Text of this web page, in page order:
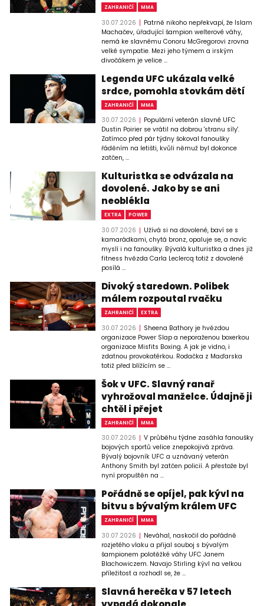
ZAHRANIČÍ MMA
30.07.2026
Patrně nikoho nepřekvapí, že Islam
Machačev, úřadující šampion welterové váhy,
nemá ke slavnému Conoru McGregorovi zrovna
velké sympatie. Mezi jeho týmem a irským
divočákem je velice ...
Legenda UFC ukázala velké
srdce, pomohla stovkám dětí
ZAHRANIČÍ MMA
30.07.2026
Populární veterán slavné UFC
Dustin Poirier se vrátil na dobrou 'stranu síly'.
Zatímco před pár týdny šokoval fanoušky
řáděním na letišti, kvůli němuž byl dokonce
zatčen, ...
Kulturistka se odvázala na
dovolené. Jako by se ani
neoblékla
EXTRA POWER
30.07.2026
Užívá si na dovolené, baví se s
kamarádkami, chytá bronz, opaluje se, a navíc
myslí i na fanoušky. Bývalá kulturistka a dnes již
fitness hvězda Carla Leclercq totiž z dovolené
posílá ...
Divoký staredown. Polibek
málem rozpoutal rvačku
ZAHRANIČÍ EXTRA
30.07.2026
Sheena Bathory je hvězdou
organizace Power Slap a neporaženou boxerkou
organizace Misfits Boxing. A jak je vidno, i
zdatnou provokatérkou. Rodačka z Maďarska
totiž před blížícím se ...
Šok v UFC. Slavný ranař
vyhrožoval manželce. Údajně ji
chtěl i přejet
ZAHRANIČÍ MMA
30.07.2026
V průběhu týdne zasáhla fanoušky
bojových sportů velice znepokojivá zpráva.
Bývalý bojovník UFC a uznávaný veterán
Anthony Smith byl zatčen policií. A přestože byl
nyní propuštěn na ...
Pořádně se opíjel, pak kývl na
bitvu s bývalým králem UFC
ZAHRANIČÍ MMA
30.07.2026
Neváhal, naskočil do pořádně
rozjetého vlaku a přijal souboj s bývalým
šampionem polotěžké váhy UFC Janem
Blachowiczem. Navajo Stirling kývl na velkou
příležitost a rozhodl se, že ...
Slavná herečka v 57 letech